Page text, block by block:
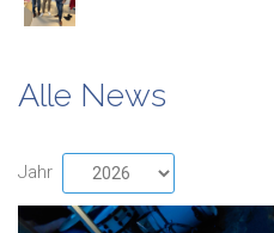
Alle News
Jahr